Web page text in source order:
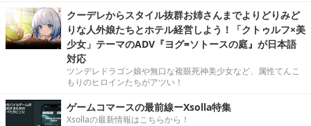
クーデレからスタイル抜群お姉さんまでよりどりみど
りな人外娘たちとホテル経営しよう！「クトゥルフ×美
少女」テーマのADV『ヨグ=ソトースの庭』が日本語
対応
ツンデレドラゴン娘や無口な複眼死神美少女など、属性てんこ
もりのヒロインたちがアツい！
ゲームコマースの最前線ーXsolla特集
Xsollaの最新情報はこちらから！